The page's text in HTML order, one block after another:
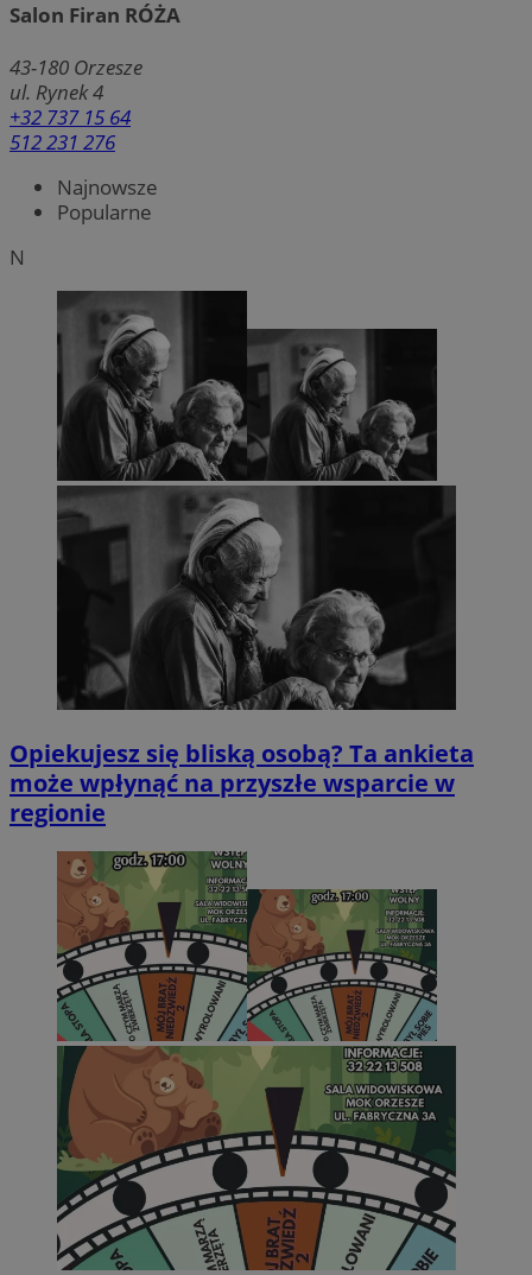
Salon Firan RÓŻA
43-180 Orzesze
ul. Rynek 4
+32 737 15 64
512 231 276
Najnowsze
Popularne
N
Opiekujesz się bliską osobą? Ta ankieta
może wpłynąć na przyszłe wsparcie w
regionie